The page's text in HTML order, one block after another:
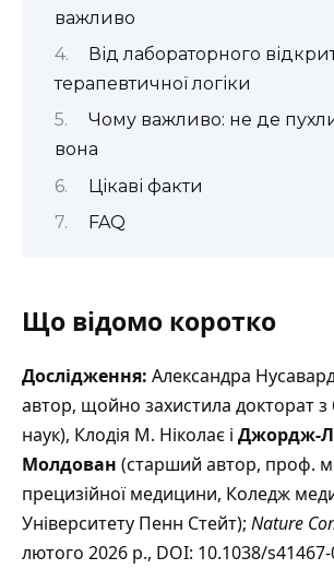
важливо
Від лабораторного
терапевтичної логіки
Чому важливо: не де
вона
Цікаві факти
FAQ
Що відомо коротко
Дослідження: Александра
автор, щойно захистила докторат
наук), Клодія М. Ніколає і Джордж-
Молдован (старший автор, проф.
прецизійної медицини, Коледж
Університету Пенн Стейт); Nature
лютого 2026 р., DOI: 10.1038/